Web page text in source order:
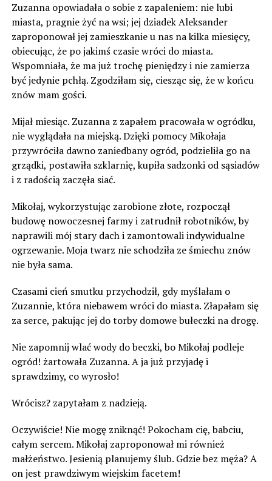
Zuzanna opowiadała o sobie z zapaleniem: nie lubi
miasta, pragnie żyć na wsi; jej dziadek Aleksander
zaproponował jej zamieszkanie u nas na kilka miesięcy,
obiecując, że po jakimś czasie wróci do miasta.
Wspomniała, że ma już trochę pieniędzy i nie zamierza
być jedynie pchłą. Zgodziłam się, ciesząc się, że w końcu
znów mam gości.
Mijał miesiąc. Zuzanna z zapałem pracowała w ogródku,
nie wyglądała na miejską. Dzięki pomocy Mikołaja
przywróciła dawno zaniedbany ogród, podzieliła go na
grządki, postawiła szklarnię, kupiła sadzonki od sąsiadów
i z radością zaczęła siać.
Mikołaj, wykorzystując zarobione złote, rozpoczął
budowę nowoczesnej farmy i zatrudnił robotników, by
naprawili mój stary dach i zamontowali indywidualne
ogrzewanie. Moja twarz nie schodziła ze śmiechu znów
nie była sama.
Czasami cień smutku przychodził, gdy myślałam o
Zuzannie, która niebawem wróci do miasta. Złapałam się
za serce, pakując jej do torby domowe bułeczki na drogę.
Nie zapomnij wlać wody do beczki, bo Mikołaj podleje
ogród! żartowała Zuzanna. A ja już przyjadę i
sprawdzimy, co wyrosło!
Wrócisz? zapytałam z nadzieją.
Oczywiście! Nie mogę zniknąć! Pokocham cię, babciu,
całym sercem. Mikołaj zaproponował mi również
małżeństwo. Jesienią planujemy ślub. Gdzie bez męża? A
on jest prawdziwym wiejskim facetem!